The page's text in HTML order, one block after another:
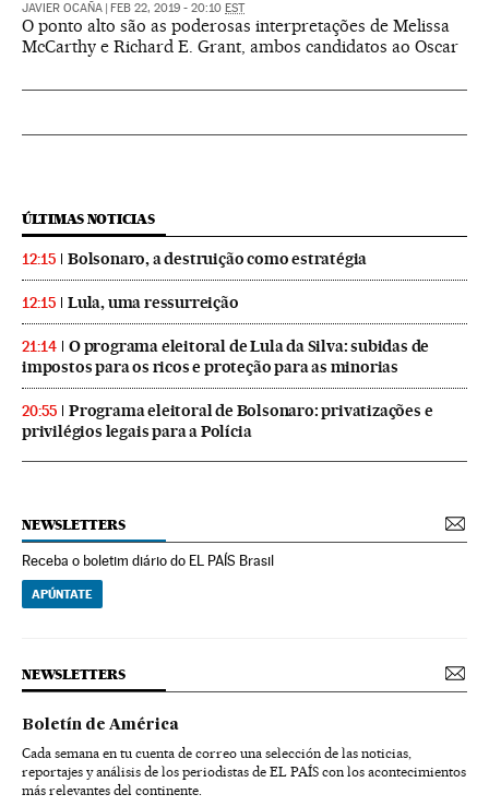
JAVIER OCAÑA FEB 22, 2019 - 20:10 EST
O ponto alto são as poderosas interpretações de Melissa
McCarthy e Richard E. Grant, ambos candidatos ao Oscar
ÚLTIMAS NOTICIAS
12:15 Bolsonaro, a destruição como estratégia
12:15 Lula, uma ressurreição
21:14
O programa eleitoral de Lula da Silva: subidas de
impostos para os ricos e proteção para as minorias
20:55
Programa eleitoral de Bolsonaro: privatizações e
privilégios legais para a Polícia
NEWSLETTERS
Receba o boletim diário do EL PAÍS Brasil
APÚNTATE
NEWSLETTERS
Boletín de América
Cada semana en tu cuenta de correo una selección de las noticias,
reportajes y análisis de los periodistas de EL PAÍS con los acontecimientos
más relevantes del continente.